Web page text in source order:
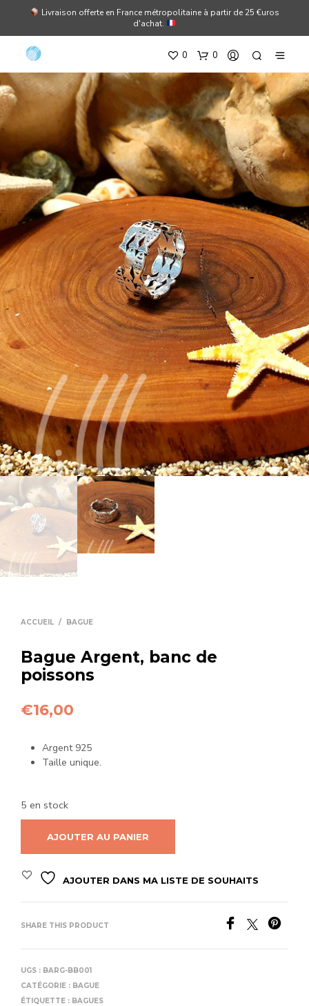
Livraison offerte en France métropolitaine à partir de 25 €uros
d'achat.
0 0
ACCUEIL / BAGUE
Bague Argent, banc de
poissons
€16,00
Argent 925
Taille unique.
5 en stock
AJOUTER AU PANIER
AJOUTER DANS MA LISTE DE SOUHAITS
SHARE THIS PRODUCT
UGS : BARG-BB001
CATÉGORIE : BAGUE
ÉTIQUETTE : BAGUES